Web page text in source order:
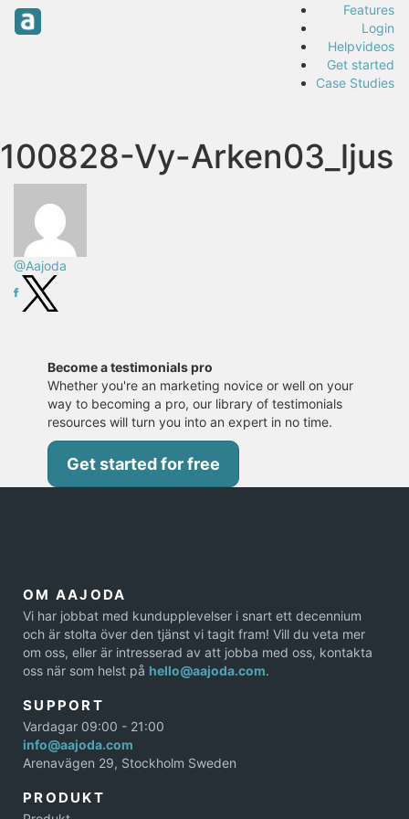
Features
Login
Helpvideos
Get started
Case Studies
100828-Vy-Arken03_ljus
@Aajoda
Become a testimonials pro
Whether you're an marketing novice or well on your
way to becoming a pro, our library of testimonials
resources will turn you into an expert in no time.
Get started for free
OM AAJODA
Vi har jobbat med kundupplevelser i snart ett decennium
och är stolta över den tjänst vi tagit fram! Vill du veta mer
om oss, eller är intresserad av att jobba med oss, kontakta
oss när som helst på hello@aajoda.com.
SUPPORT
Vardagar 09:00 - 21:00
info@aajoda.com
Arenavägen 29, Stockholm Sweden
PRODUKT